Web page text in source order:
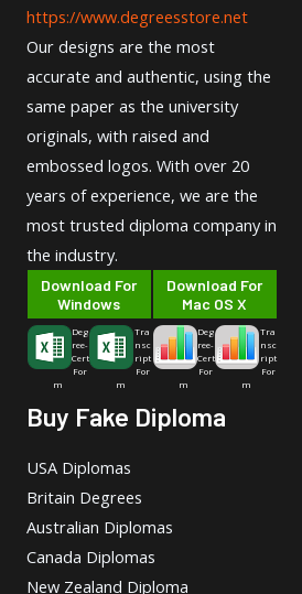
https://www.degreesstore.net
Our designs are the most
accurate and authentic, using the
same paper as the university
originals, with raised and
embossed logos. With over 20
years of experience, we are the
most trusted diploma company in
the industry.
Download For
Windows
Deg
ree-
Cert
For
m
Tra
nsc
ript
For
m
Download For
Mac OS X
Deg
ree-
Cert
For
m
Tra
nsc
ript
For
m
Buy Fake Diploma
USA Diplomas
Britain Degrees
Australian Diplomas
Canada Diplomas
New Zealand Diploma